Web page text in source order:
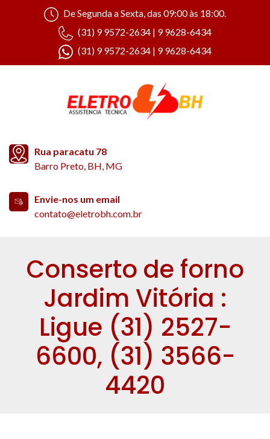
De Segunda a Sexta, das 09:00 às 18:00.
(31) 9 9572-2634 | 9 9628-6434
(31) 9 9572-2634 | 9 9628-6434
Rua paracatu 78
Barro Preto, BH, MG
Envie-nos um email
contato@eletrobh.com.br
Conserto de forno
Jardim Vitória :
Ligue (31) 2527-
6600, (31) 3566-
4420